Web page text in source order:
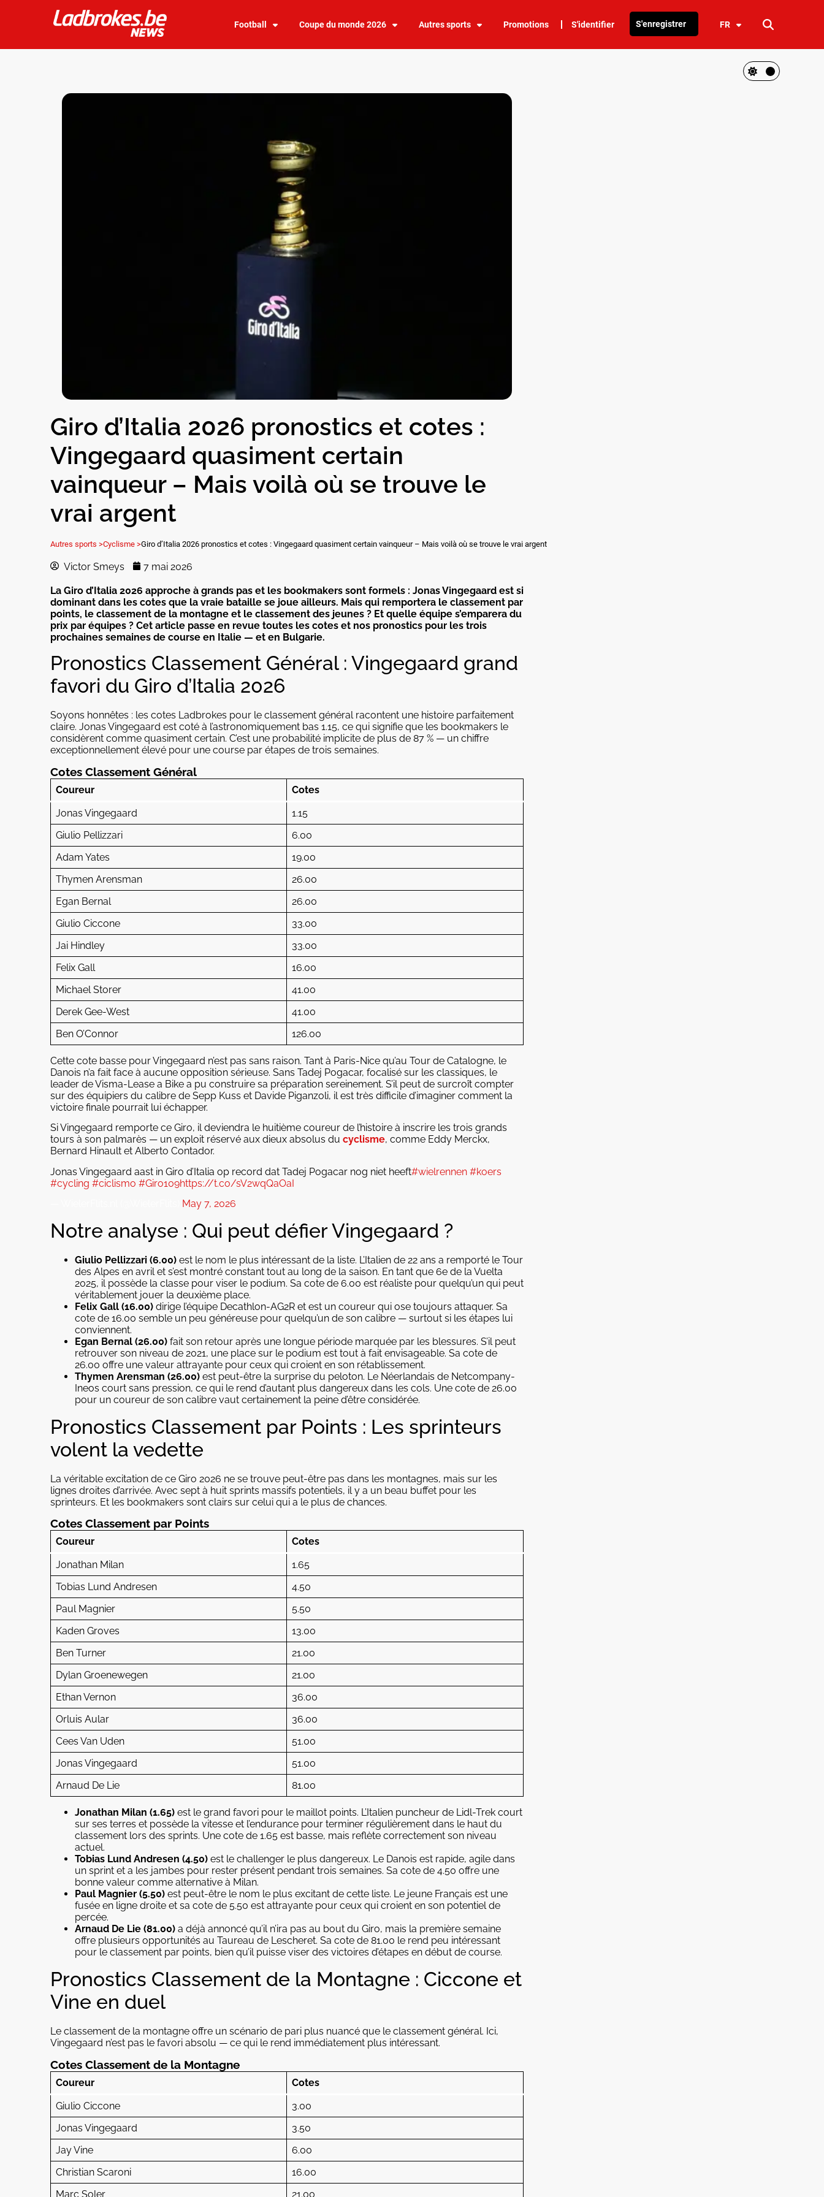
Football Coupe du monde 2026 Autres sports Promotions S'identifier S'enregistrer FR
Giro d’Italia 2026 pronostics et cotes :
Vingegaard quasiment certain
vainqueur – Mais voilà où se trouve le
vrai argent
Autres sports >Cyclisme >Giro d’Italia 2026 pronostics et cotes : Vingegaard quasiment certain vainqueur – Mais voilà où se trouve le vrai argent
Victor Smeys 7 mai 2026
La Giro d’Italia 2026 approche à grands pas et les bookmakers sont formels : Jonas Vingegaard est si
dominant dans les cotes que la vraie bataille se joue ailleurs. Mais qui remportera le classement par
points, le classement de la montagne et le classement des jeunes ? Et quelle équipe s’emparera du
prix par équipes ? Cet article passe en revue toutes les cotes et nos pronostics pour les trois
prochaines semaines de course en Italie — et en Bulgarie.
Pronostics Classement Général : Vingegaard grand
favori du Giro d’Italia 2026
Soyons honnêtes : les cotes Ladbrokes pour le classement général racontent une histoire parfaitement
claire. Jonas Vingegaard est coté à l’astronomiquement bas 1.15, ce qui signifie que les bookmakers le
considèrent comme quasiment certain. C’est une probabilité implicite de plus de 87 % — un chiffre
exceptionnellement élevé pour une course par étapes de trois semaines.
Cotes Classement Général
Coureur
Cotes
Jonas Vingegaard
1.15
Giulio Pellizzari
6.00
Adam Yates
19.00
Thymen Arensman
26.00
Egan Bernal
26.00
Giulio Ciccone
33.00
Jai Hindley
33.00
Felix Gall
16.00
Michael Storer
41.00
Derek Gee-West
41.00
Ben O’Connor
126.00
Cette cote basse pour Vingegaard n’est pas sans raison. Tant à Paris-Nice qu’au Tour de Catalogne, le
Danois n’a fait face à aucune opposition sérieuse. Sans Tadej Pogacar, focalisé sur les classiques, le
leader de Visma-Lease a Bike a pu construire sa préparation sereinement. S’il peut de surcroît compter
sur des équipiers du calibre de Sepp Kuss et Davide Piganzoli, il est très difficile d’imaginer comment la
victoire finale pourrait lui échapper.
Si Vingegaard remporte ce Giro, il deviendra le huitième coureur de l’histoire à inscrire les trois grands
tours à son palmarès — un exploit réservé aux dieux absolus du cyclisme, comme Eddy Merckx,
Bernard Hinault et Alberto Contador.
Jonas Vingegaard aast in Giro d’Italia op record dat Tadej Pogacar nog niet heeft#wielrennen #koers
#cycling #ciclismo #Giro109https://t.co/sV2wqQaOaI
May 7, 2026
Notre analyse : Qui peut défier Vingegaard ?
Giulio Pellizzari (6.00) est le nom le plus intéressant de la liste. L’Italien de 22 ans a remporté le Tour
des Alpes en avril et s’est montré constant tout au long de la saison. En tant que 6e de la Vuelta
2025, il possède la classe pour viser le podium. Sa cote de 6.00 est réaliste pour quelqu’un qui peut
véritablement jouer la deuxième place.
Felix Gall (16.00) dirige l’équipe Decathlon-AG2R et est un coureur qui ose toujours attaquer. Sa
cote de 16.00 semble un peu généreuse pour quelqu’un de son calibre — surtout si les étapes lui
conviennent.
Egan Bernal (26.00) fait son retour après une longue période marquée par les blessures. S’il peut
retrouver son niveau de 2021, une place sur le podium est tout à fait envisageable. Sa cote de
26.00 offre une valeur attrayante pour ceux qui croient en son rétablissement.
Thymen Arensman (26.00) est peut-être la surprise du peloton. Le Néerlandais de Netcompany-
Ineos court sans pression, ce qui le rend d’autant plus dangereux dans les cols. Une cote de 26.00
pour un coureur de son calibre vaut certainement la peine d’être considérée.
Pronostics Classement par Points : Les sprinteurs
volent la vedette
La véritable excitation de ce Giro 2026 ne se trouve peut-être pas dans les montagnes, mais sur les
lignes droites d’arrivée. Avec sept à huit sprints massifs potentiels, il y a un beau buffet pour les
sprinteurs. Et les bookmakers sont clairs sur celui qui a le plus de chances.
Cotes Classement par Points
Coureur
Cotes
Jonathan Milan
1.65
Tobias Lund Andresen
4.50
Paul Magnier
5.50
Kaden Groves
13.00
Ben Turner
21.00
Dylan Groenewegen
21.00
Ethan Vernon
36.00
Orluis Aular
36.00
Cees Van Uden
51.00
Jonas Vingegaard
51.00
Arnaud De Lie
81.00
Jonathan Milan (1.65) est le grand favori pour le maillot points. L’Italien puncheur de Lidl-Trek court
sur ses terres et possède la vitesse et l’endurance pour terminer régulièrement dans le haut du
classement lors des sprints. Une cote de 1.65 est basse, mais reflète correctement son niveau
actuel.
Tobias Lund Andresen (4.50) est le challenger le plus dangereux. Le Danois est rapide, agile dans
un sprint et a les jambes pour rester présent pendant trois semaines. Sa cote de 4.50 offre une
bonne valeur comme alternative à Milan.
Paul Magnier (5.50) est peut-être le nom le plus excitant de cette liste. Le jeune Français est une
fusée en ligne droite et sa cote de 5.50 est attrayante pour ceux qui croient en son potentiel de
percée.
Arnaud De Lie (81.00) a déjà annoncé qu’il n’ira pas au bout du Giro, mais la première semaine
offre plusieurs opportunités au Taureau de Lescheret. Sa cote de 81.00 le rend peu intéressant
pour le classement par points, bien qu’il puisse viser des victoires d’étapes en début de course.
Pronostics Classement de la Montagne : Ciccone et
Vine en duel
Le classement de la montagne offre un scénario de pari plus nuancé que le classement général. Ici,
Vingegaard n’est pas le favori absolu — ce qui le rend immédiatement plus intéressant.
Cotes Classement de la Montagne
Coureur
Cotes
Giulio Ciccone
3.00
Jonas Vingegaard
3.50
Jay Vine
6.00
Christian Scaroni
16.00
Marc Soler
21.00